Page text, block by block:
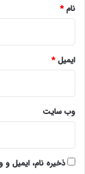
نام*
ایمیل*
وب‌ سایت
ذخیره نام، ایمیل